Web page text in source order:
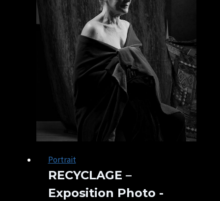
Portrait
RECYCLAGE –
Exposition Photo -